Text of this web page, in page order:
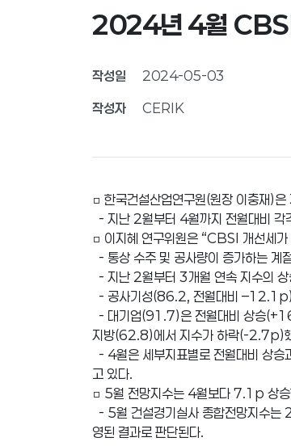
2024년 4월
작성일 2024-05-03
작성자 CERIK
□ 한국건설산업연구원(원장 이충재
- 지난 2월부터 4월까지 전월대비
□ 이지혜 연구위원은 “CBSI 개선세
- 통상 수주 및 공사량이 증가하는 계
- 지난 2월부터 3개월 연속 지수의
- 공사기성(86.2, 전월대비
- 대기업(91.7)은 전월대비 상승
지방(62.8)에서 지수가 하락(-
- 4월은 세부지표별로 전월대비 상승
고 있다.
□ 5월 전망지수는 4월보다 7.1p 상
- 5월 건설경기실사 종합전망지수
영된 결과로 판단된다.